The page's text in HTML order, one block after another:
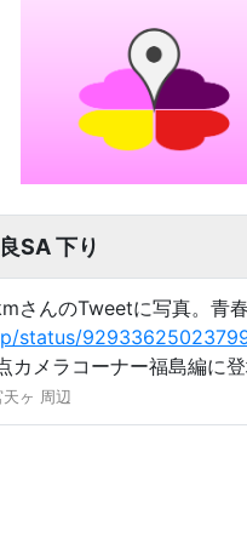
SA 下り
さんのTweetに写真。青
status/
カメラコーナー福島編に登
ヶ 周辺